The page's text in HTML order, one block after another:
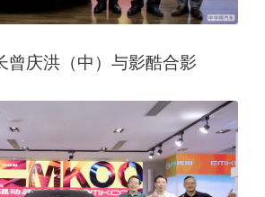
曾庆洪（中）与影酷合影